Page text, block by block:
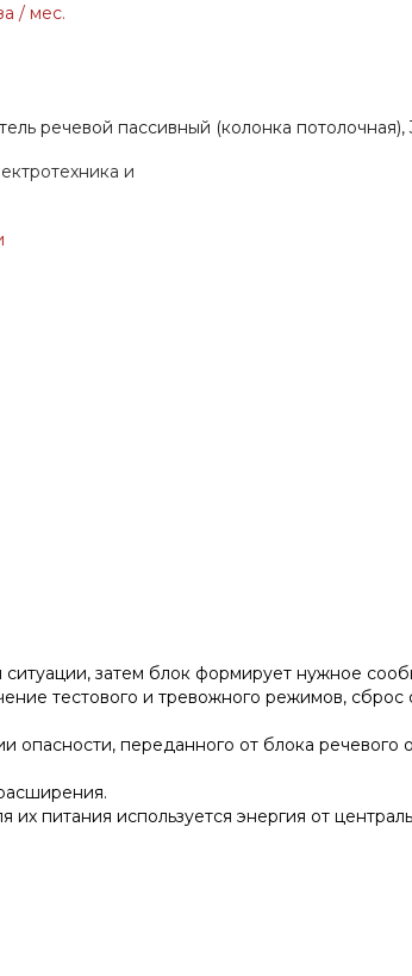
/ мес.
речевой пассивный (колонка потолочная),
и
затем блок формирует нужное
тестового и тревожного режимов,
опасности, переданного от блока
питания используется энергия от